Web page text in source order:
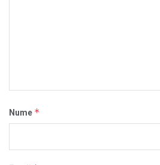
Nume *